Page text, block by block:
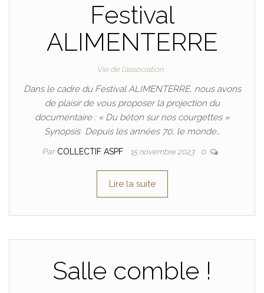
Festival
ALIMENTERRE
Vie de l'association
Dans le cadre du Festival ALIMENTERRE, nous avons
de plaisir de vous proposer la projection du
documentaire : « Du béton sur nos courgettes »
Synopsis Depuis les années 70, le monde…
Par COLLECTIF ASPF 15 novembre 2023 0
Lire la suite
Salle comble !